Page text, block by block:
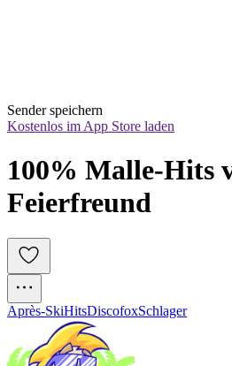
Sender speichern
Kostenlos im App Store laden
100% Malle-Hits
Feierfreund
Après-SkiHitsDiscofoxSchlager